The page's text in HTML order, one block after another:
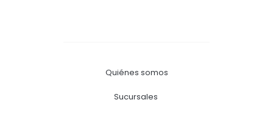
Quiénes somos
Sucursales